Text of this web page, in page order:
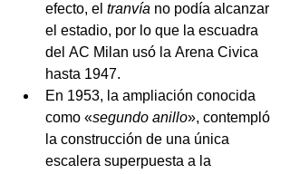
efecto, el tranvía no podía alcanzar
el estadio, por lo que la escuadra
del AC Milan usó la Arena Civica
hasta 1947.
En 1953, la ampliación conocida
como «segundo anillo», contempló
la construcción de una única
escalera superpuesta a la